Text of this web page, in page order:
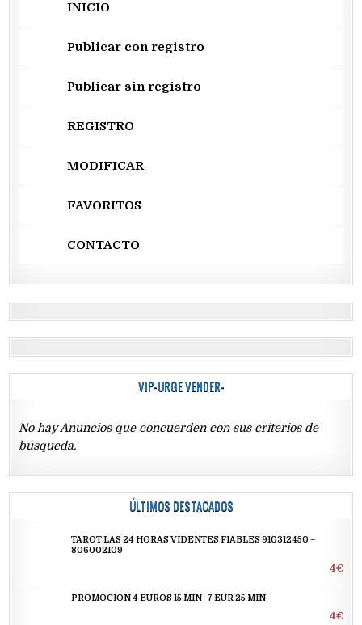
INICIO
Publicar con registro
Publicar sin registro
REGISTRO
MODIFICAR
FAVORITOS
CONTACTO
VIP-URGE VENDER-
No hay Anuncios que concuerden con sus criterios de
búsqueda.
ÚLTIMOS DESTACADOS
TAROT LAS 24 HORAS VIDENTES FIABLES 910312450 –
806002109
4€
PROMOCIÓN 4 EUROS 15 MIN -7 EUR 25 MIN
4€